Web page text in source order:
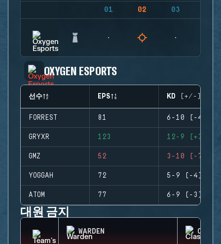
01 02 03
OXYGEN ESPORTS
선수 EPS KD (+/-)
FORREST 81 6-10 (-4)
GRYXR 123 12-9 (+3)
GMZ 52 3-10 (-7)
YOGGAH 72 5-9 (-4)
ATOM 77 6-9 (-3)
대원 금지
WARDEN CLASH